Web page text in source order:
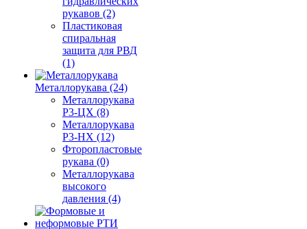
рукавов (2)
Пластиковая
спиральная
защита для РВД
(1)
Металлорукава (24)
Металлорукава
Р3-ЦХ (8)
Металлорукава
Р3-НХ (12)
Фторопластовые
рукава (0)
Металлорукава
высокого
давления (4)